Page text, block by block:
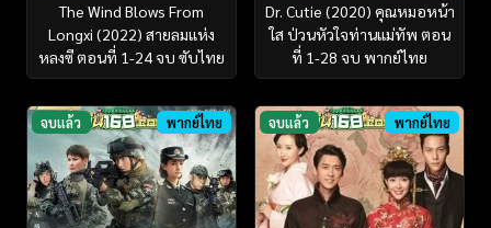
The Wind Blows From
Longxi (2022) สายลมแห่ง
หลงซี ตอนที่ 1-24 จบ ซับไทย
Dr. Cutie (2020) คุณหมอหน้า
ใส ป่วนหัวใจท่านแม่ทัพ ตอน
ที่ 1-28 จบ พากย์ไทย
จบแล้ว พากย์ไทย จบแล้ว พากย์ไทย